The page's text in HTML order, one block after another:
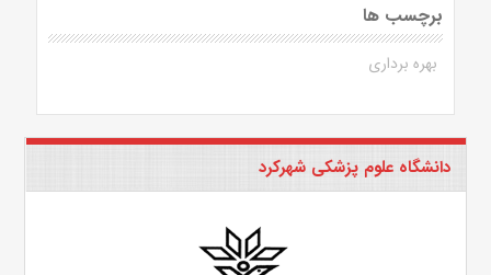
برچسب ها
بهره برداری
دانشگاه علوم پزشکی شهرکرد